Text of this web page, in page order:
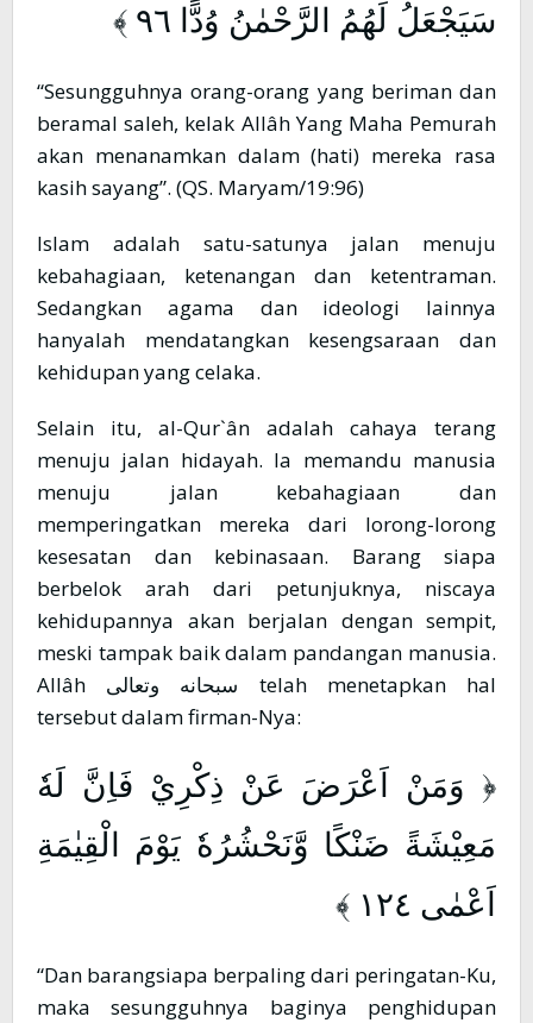
سَيَجْعَلُ لَهُمُ الرَّحْمٰنُ وُدًّا ٩٦ ﴾
“Sesungguhnya orang-orang yang beriman dan
beramal saleh, kelak Allâh Yang Maha Pemurah
akan menanamkan dalam (hati) mereka rasa
kasih sayang”. (QS. Maryam/19:96)
Islam adalah satu-satunya jalan menuju
kebahagiaan, ketenangan dan ketentraman.
Sedangkan agama dan ideologi lainnya
hanyalah mendatangkan kesengsaraan dan
kehidupan yang celaka.
Selain itu, al-Qur`ân adalah cahaya terang
menuju jalan hidayah. Ia memandu manusia
menuju jalan kebahagiaan dan
memperingatkan mereka dari lorong-lorong
kesesatan dan kebinasaan. Barang siapa
berbelok arah dari petunjuknya, niscaya
kehidupannya akan berjalan dengan sempit,
meski tampak baik dalam pandangan manusia.
Allâh سبحانه وتعالى telah menetapkan hal
tersebut dalam firman-Nya:
﴿ وَمَنْ اَعْرَضَ عَنْ ذِكْرِيْ فَاِنَّ لَهٗ
مَعِيْشَةً ضَنْكًا وَّنَحْشُرُهٗ يَوْمَ الْقِيٰمَةِ
اَعْمٰى ١٢٤ ﴾
“Dan barangsiapa berpaling dari peringatan-Ku,
maka sesungguhnya baginya penghidupan